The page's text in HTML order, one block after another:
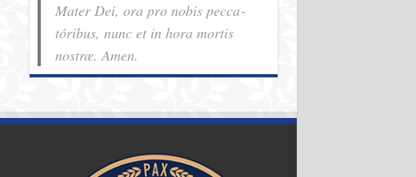
Mater Dei, ora pro nobis pec­ca­
tóribus, nunc et in hora mortis
nostræ. Amen.